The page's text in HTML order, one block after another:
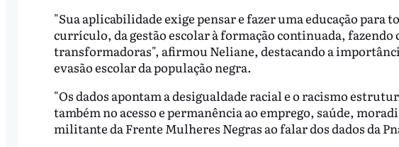
"Sua aplicabilidade exige pensar e fazer uma educação para
currículo, da gestão escolar à formação continuada, fazendo
transformadoras", afirmou Neliane, destacando a
evasão escolar da população negra.
"Os dados apontam a desigualdade racial e o racismo
também no acesso e permanência ao emprego, saúde,
militante da Frente Mulheres Negras ao falar dos dados da